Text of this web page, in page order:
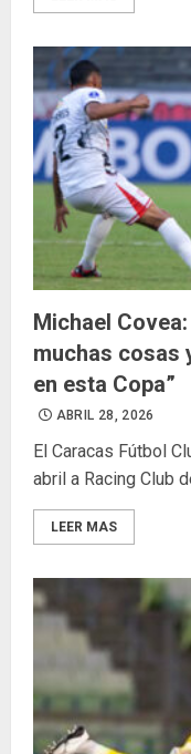
Michael
muchas cosas
en esta Copa”
ABRIL 28, 2026
El Caracas Fútbol
abril a Racing Club
LEER MAS